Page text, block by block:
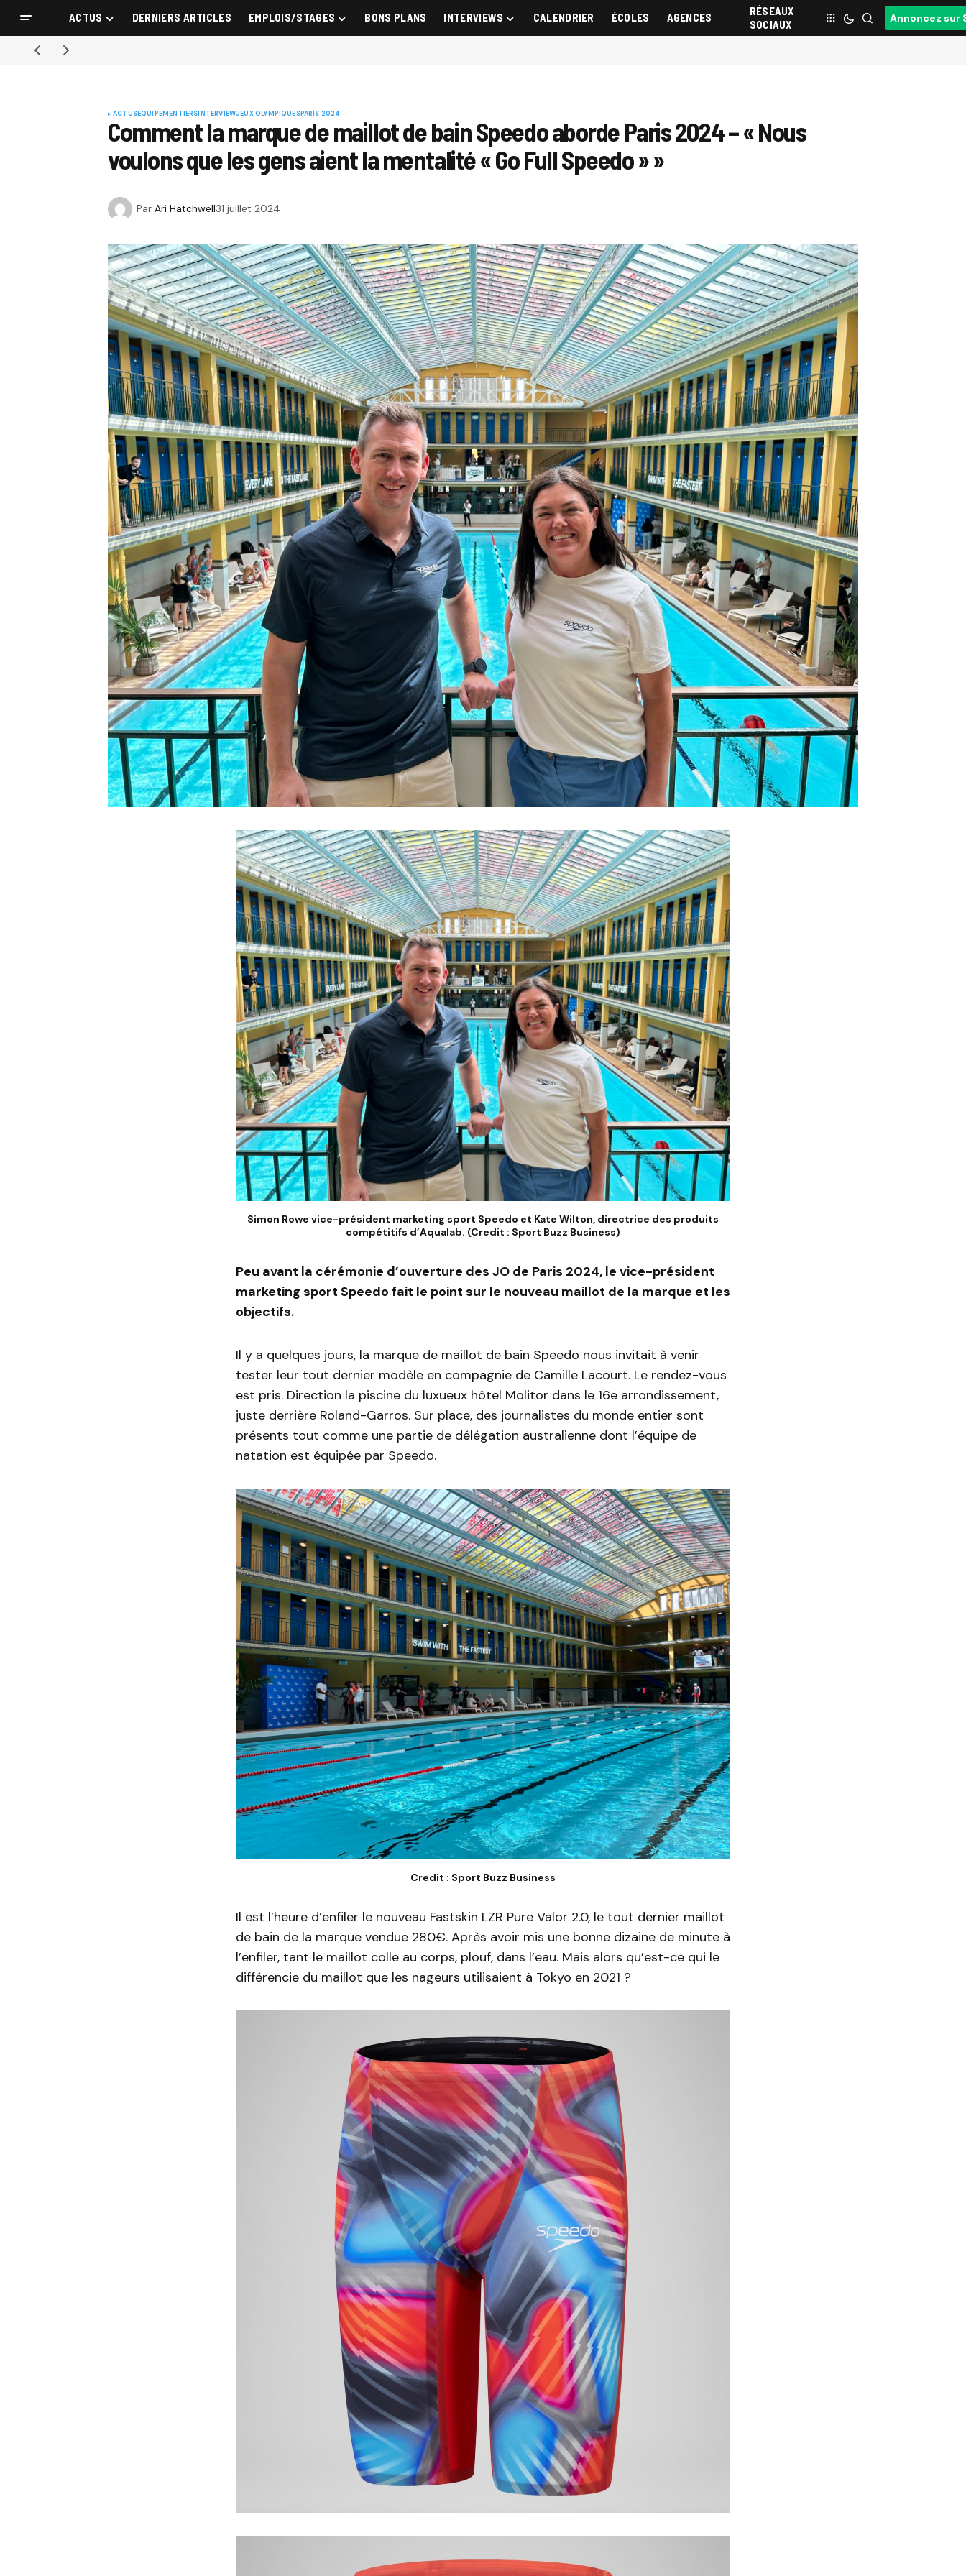
ACTUS DERNIERS ARTICLES EMPLOIS/STAGES BONS PLANS INTERVIEWS CALENDRIER ÉCOLES AGENCES
RÉSEAUX
SOCIAUX
Annoncez sur
ACTUSEQUIPEMENTIERSINTERVIEWJEUX OLYMPIQUESPARIS 2024
Comment la marque de maillot de bain Speedo aborde Paris 2024 – « Nous
voulons que les gens aient la mentalité « Go Full Speedo » »
Par Ari Hatchwell31 juillet 2024
Simon Rowe vice-président marketing sport Speedo et Kate Wilton, directrice des produits
compétitifs d’Aqualab. (Credit : Sport Buzz Business)
Peu avant la cérémonie d’ouverture des JO de Paris 2024, le vice-président
marketing sport Speedo fait le point sur le nouveau maillot de la marque et les
objectifs.
Il y a quelques jours, la marque de maillot de bain Speedo nous invitait à venir
tester leur tout dernier modèle en compagnie de Camille Lacourt. Le rendez-vous
est pris. Direction la piscine du luxueux hôtel Molitor dans le 16e arrondissement,
juste derrière Roland-Garros. Sur place, des journalistes du monde entier sont
présents tout comme une partie de délégation australienne dont l’équipe de
natation est équipée par Speedo.
Credit : Sport Buzz Business
Il est l’heure d’enfiler le nouveau Fastskin LZR Pure Valor 2.0, le tout dernier maillot
de bain de la marque vendue 280€. Après avoir mis une bonne dizaine de minute à
l’enfiler, tant le maillot colle au corps, plouf, dans l’eau. Mais alors qu’est-ce qui le
différencie du maillot que les nageurs utilisaient à Tokyo en 2021 ?